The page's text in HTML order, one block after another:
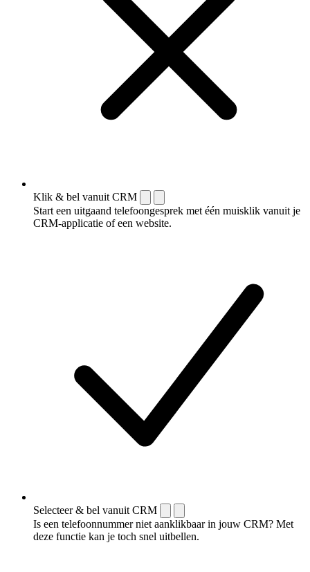
Klik & bel vanuit CRM
Start een uitgaand telefoongesprek met één muisklik vanuit je
CRM-applicatie of een website.
Selecteer & bel vanuit CRM
Is een telefoonnummer niet aanklikbaar in jouw CRM? Met
deze functie kan je toch snel uitbellen.